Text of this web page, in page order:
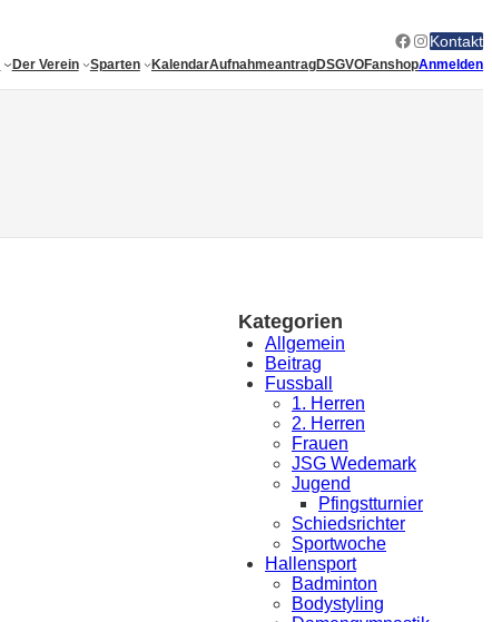
Facebook
Instagram
Kontakt
Der Verein Sparten KalendarAufnahmeantragDSGVOFanshopAnmelden
Kategorien
Allgemein
Beitrag
Fussball
1. Herren
2. Herren
Frauen
JSG Wedemark
Jugend
Pfingstturnier
Schiedsrichter
Sportwoche
Hallensport
Badminton
Bodystyling